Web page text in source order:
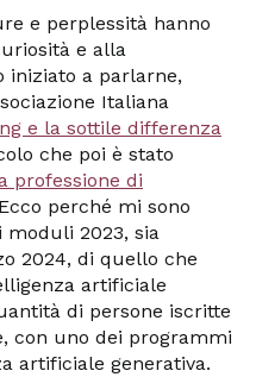
e perplessità hanno
e alla
iniziato a parlarne,
Italiana
e la sottile differenza
che poi è stato
professione di
perché mi sono
2023, sia
2024, di quello che
artificiale
di persone iscritte
con uno dei programmi
artificiale generativa.